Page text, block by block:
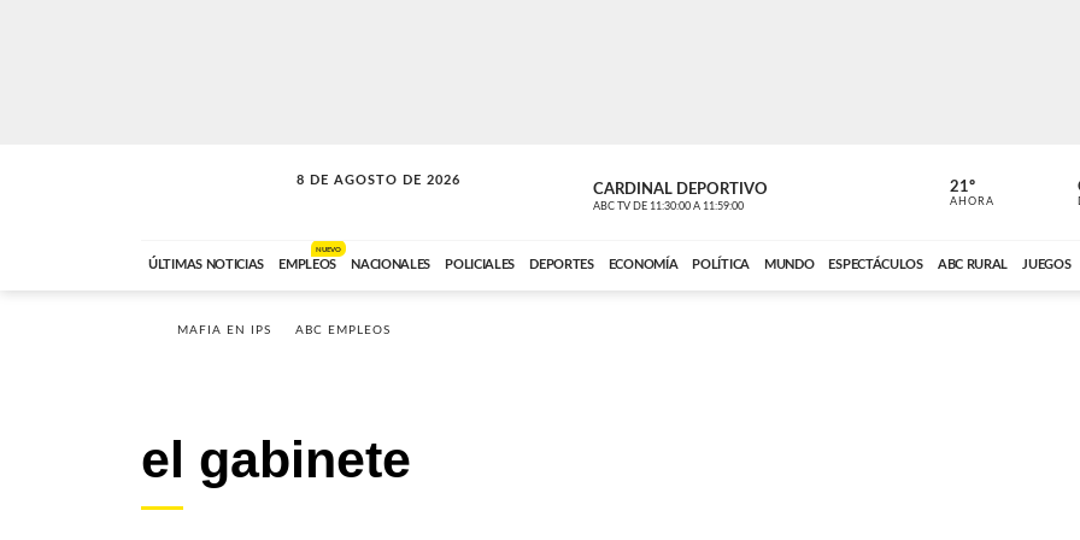
8 DE AGOSTO DE 2026
CONEXIÓN ROMANCE CARDINAL DEPORTIVO
ABC TV DE 11:30:00 A 11:59:00
CARDINAL
ABC CARDINAL
21º
AHORA
ÚLTIMAS NOTICIAS EMPLEOS
NUEVO
NACIONALES POLICIALES DEPORTES ECONOMÍA POLÍTICA MUNDO ESPECTÁCULOS ABC RURAL JUEGOS
MAFIA EN IPS ABC EMPLEOS
el gabinete